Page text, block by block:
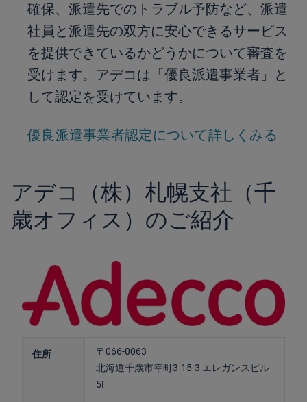
確保、派遣先でのトラブル予防など、派遣
社員と派遣先の双方に安心できるサービス
を提供できているかどうかについて審査を
受けます。アデコは「優良派遣事業者」と
して認定を受けています。
優良派遣事業者認定について詳しくみる
アデコ（株）札幌支社（千
歳オフィス）のご紹介
住所
〒066-0063
北海道千歳市幸町3-15-3 エレガンスビル
5F